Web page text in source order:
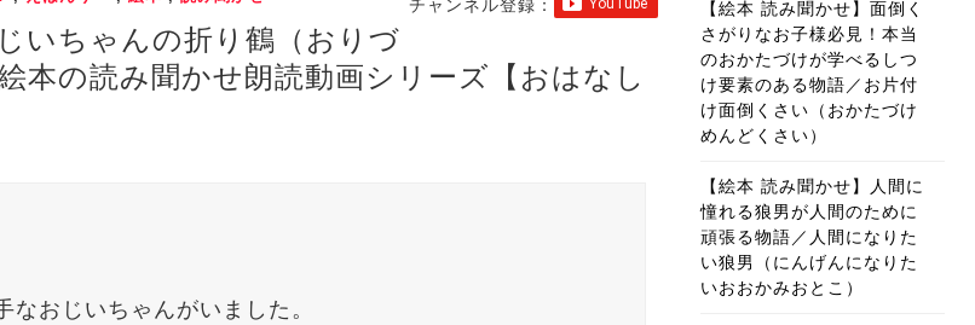
チャンネル登録：
いちゃんの折り鶴（おりづ
本の読み聞かせ朗読動画シリーズ【おはなし
なおじいちゃんがいました。
【絵本 読み聞かせ】面倒く
さがりなお子様必見！本当
のおかたづけが学べるしつ
け要素のある物語／お片付
け面倒くさい（おかたづけ
めんどくさい）
【絵本 読み聞かせ】人間に
憧れる狼男が人間のために
頑張る物語／人間になりた
い狼男（にんげんになりた
いおおかみおとこ）